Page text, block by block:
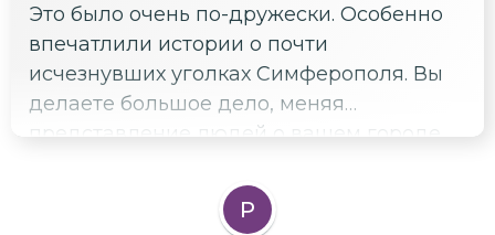
Это было очень по-дружески. Особенно
впечатлили истории о почти
исчезнувших уголках Симферополя. Вы
делаете большое дело, меняя
представление людей о вашем городе.
Р